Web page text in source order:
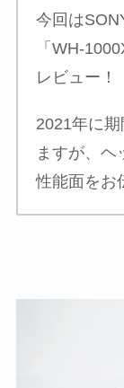
今回は
「WH-
レビュー！
2021年に
ますが、ヘ
性能面をお